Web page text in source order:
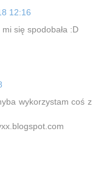
12:16
się spodobała :D
wykorzystam coś z